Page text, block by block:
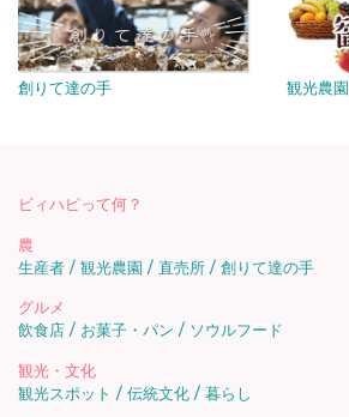
創りて達の手 観光農園
ビィハピって何？
農
生産者
観光農園 直売所 創りて達の手
グルメ
飲食店
お菓子・パン ソウルフード
観光・文化
観光スポット
伝統文化 暮らし